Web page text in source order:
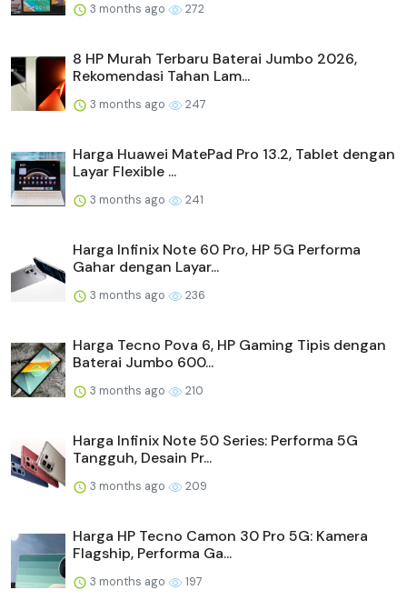
3 months ago 272
8 HP Murah Terbaru Baterai Jumbo 2026,
Rekomendasi Tahan Lam...
3 months ago 247
Harga Huawei MatePad Pro 13.2, Tablet dengan
Layar Flexible ...
3 months ago 241
Harga Infinix Note 60 Pro, HP 5G Performa
Gahar dengan Layar...
3 months ago 236
Harga Tecno Pova 6, HP Gaming Tipis dengan
Baterai Jumbo 600...
3 months ago 210
Harga Infinix Note 50 Series: Performa 5G
Tangguh, Desain Pr...
3 months ago 209
Harga HP Tecno Camon 30 Pro 5G: Kamera
Flagship, Performa Ga...
3 months ago 197